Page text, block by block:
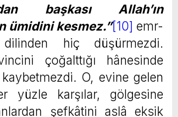
başkası Allah’ın
ümidini kesmez.”[10] emr-
hiç düşürmezdi.
çoğalttığı hânesinde
O, evine gelen
yüzle karşılar, gölgesine
şefkâtini aslâ eksik